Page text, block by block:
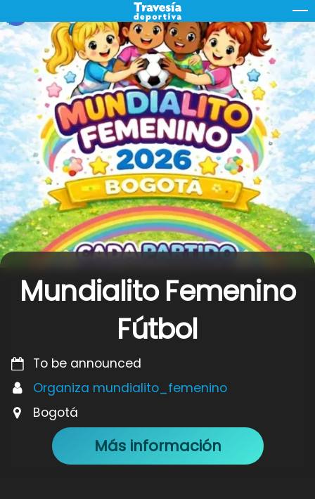
to
content
Mundialito Femenino
Fútbol
To be announced
Organiza mundialito_femenino
Bogotá
Más información